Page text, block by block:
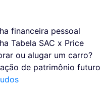
financeira pessoal
Tabela SAC x Price
ou alugar um carro?
de patrimônio futuro